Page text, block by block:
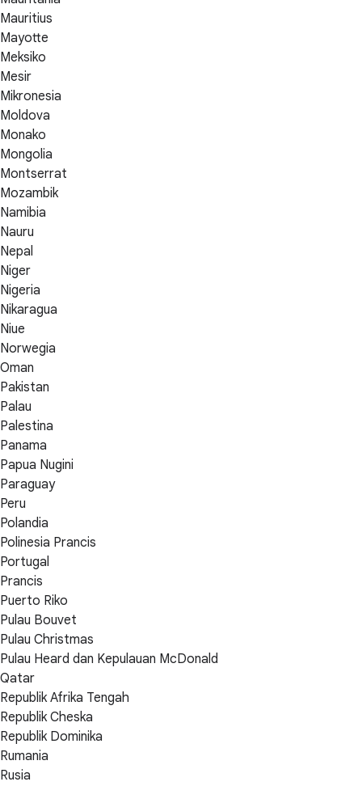
Mauritius
Mayotte
Meksiko
Mesir
Mikronesia
Moldova
Monako
Mongolia
Montserrat
Mozambik
Namibia
Nauru
Nepal
Niger
Nigeria
Nikaragua
Niue
Norwegia
Oman
Pakistan
Palau
Palestina
Panama
Papua Nugini
Paraguay
Peru
Polandia
Polinesia Prancis
Portugal
Prancis
Puerto Riko
Pulau Bouvet
Pulau Christmas
Pulau Heard dan Kepulauan McDonald
Qatar
Republik Afrika Tengah
Republik Cheska
Republik Dominika
Rumania
Rusia